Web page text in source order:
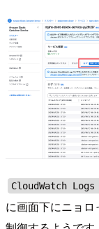
CloudWatch
に画面下にニョ